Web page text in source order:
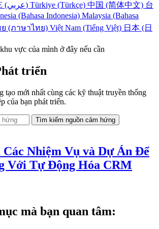
UAE (عربي) Türkiye (Türkçe) 中国 (简体中文) 台
(Bahasa Indonesia) Malaysia (Bahasa
(ภาษาไทย) Việt Nam (Tiếng Việt) 日本 (日
vực của mình ở đây nếu cần
triển
tạo mới nhất cùng các kỹ thuật truyền thống
của bạn phát triển.
Nhiệm Vụ và Dự Án Để
Với Tự Động Hóa CRM
mà bạn quan tâm: